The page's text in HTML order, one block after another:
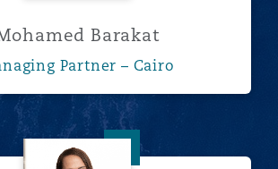
Barakat
Partner – Cairo
Kira Barrett